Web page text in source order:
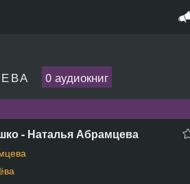
0 аудиокниг
- Наталья Абрамцева